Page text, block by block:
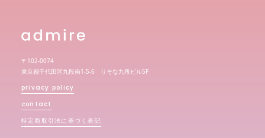
〒102-0074
東京都千代田区九段南1-5-6 りそな九段ビル5F
privacy policy
contact
特定商取引法に基づく表記